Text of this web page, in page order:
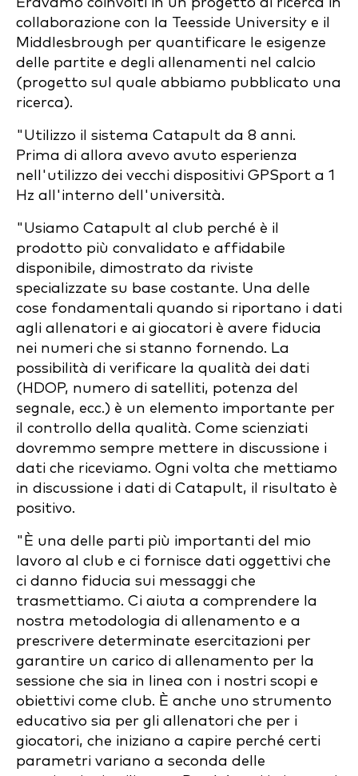
collaborazione con la Teesside University e il
Middlesbrough per quantificare le esigenze
delle partite e degli allenamenti nel calcio
(progetto sul quale abbiamo pubblicato una
ricerca).
"Utilizzo il sistema Catapult da 8 anni.
Prima di allora avevo avuto esperienza
nell'utilizzo dei vecchi dispositivi GPSport a 1
Hz all'interno dell'università.
"Usiamo Catapult al club perché è il
prodotto più convalidato e affidabile
disponibile, dimostrato da riviste
specializzate su base costante. Una delle
cose fondamentali quando si riportano i dati
agli allenatori e ai giocatori è avere fiducia
nei numeri che si stanno fornendo. La
possibilità di verificare la qualità dei dati
(HDOP, numero di satelliti, potenza del
segnale, ecc.) è un elemento importante per
il controllo della qualità. Come scienziati
dovremmo sempre mettere in discussione i
dati che riceviamo. Ogni volta che mettiamo
in discussione i dati di Catapult, il risultato è
positivo.
"È una delle parti più importanti del mio
lavoro al club e ci fornisce dati oggettivi che
ci danno fiducia sui messaggi che
trasmettiamo. Ci aiuta a comprendere la
nostra metodologia di allenamento e a
prescrivere determinate esercitazioni per
garantire un carico di allenamento per la
sessione che sia in linea con i nostri scopi e
obiettivi come club. È anche uno strumento
educativo sia per gli allenatori che per i
giocatori, che iniziano a capire perché certi
parametri variano a seconda delle